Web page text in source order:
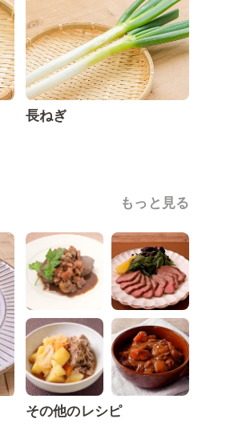
長ねぎ
もっと見る
その他のレシピ